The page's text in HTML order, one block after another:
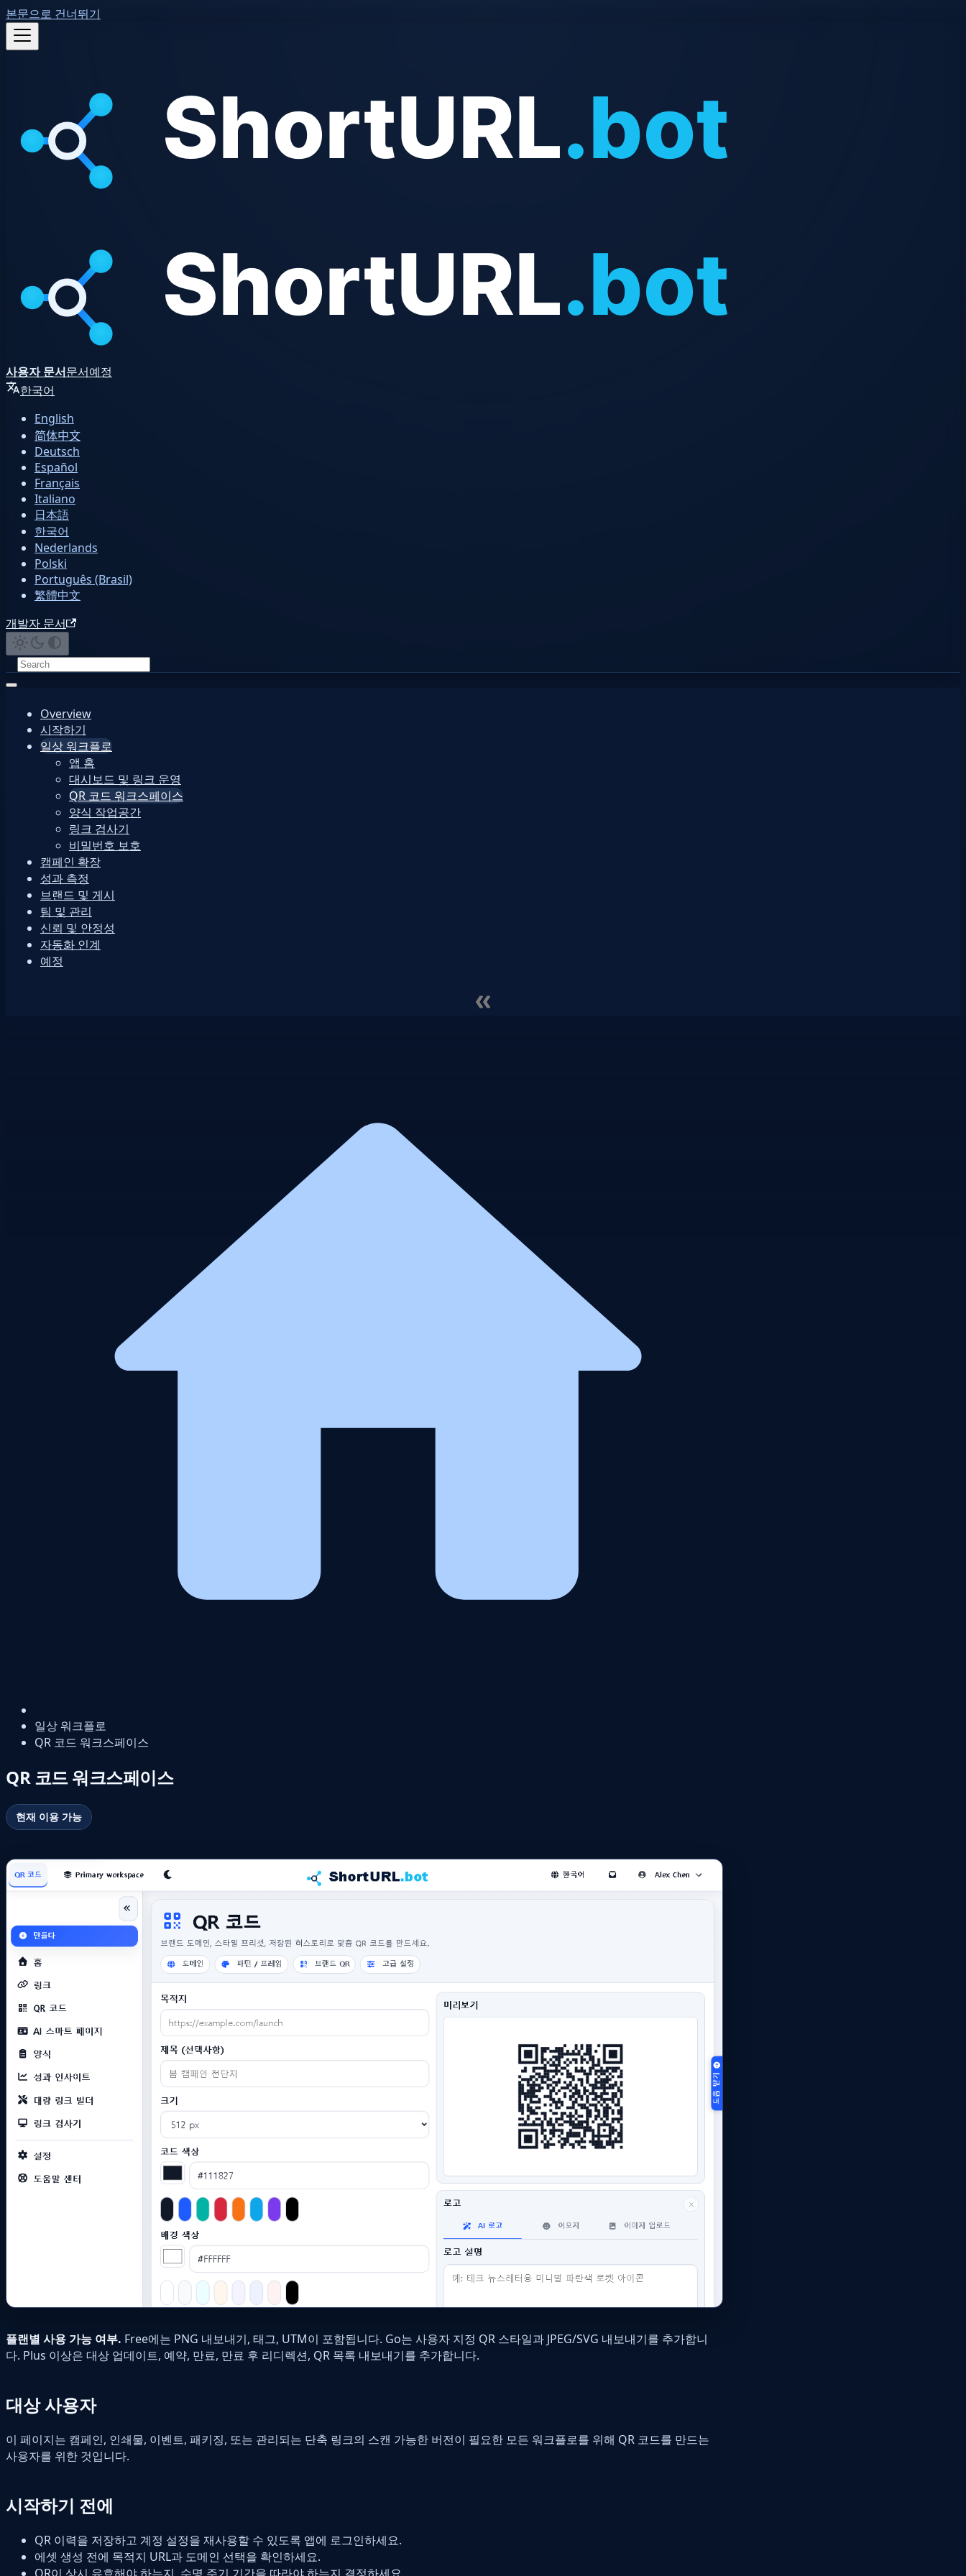
본문으로 건너뛰기
사용자 문서문서예정
한국어
English
简体中文
Deutsch
Español
Français
Italiano
日本語
한국어
Nederlands
Polski
Português (Brasil)
繁體中文
개발자 문서
Overview
시작하기
일상 워크플로
앱 홈
대시보드 및 링크 운영
QR 코드 워크스페이스
양식 작업공간
링크 검사기
비밀번호 보호
캠페인 확장
성과 측정
브랜드 및 게시
팀 및 관리
신뢰 및 안정성
자동화 인계
예정
일상 워크플로
QR 코드 워크스페이스
QR 코드 워크스페이스
현재 이용 가능
플랜별 사용 가능 여부. Free에는 PNG 내보내기, 태그, UTM이 포함됩니다. Go는 사용자 지정 QR 스타일과 JPEG/SVG 내보내기를 추가합니
다. Plus 이상은 대상 업데이트, 예약, 만료, 만료 후 리디렉션, QR 목록 내보내기를 추가합니다.
대상 사용자
이 페이지는 캠페인, 인쇄물, 이벤트, 패키징, 또는 관리되는 단축 링크의 스캔 가능한 버전이 필요한 모든 워크플로를 위해 QR 코드를 만드는
사용자를 위한 것입니다.
시작하기 전에
QR 이력을 저장하고 계정 설정을 재사용할 수 있도록 앱에 로그인하세요.
에셋 생성 전에 목적지 URL과 도메인 선택을 확인하세요.
QR이 상시 유효해야 하는지, 수명 주기 기간을 따라야 하는지 결정하세요.